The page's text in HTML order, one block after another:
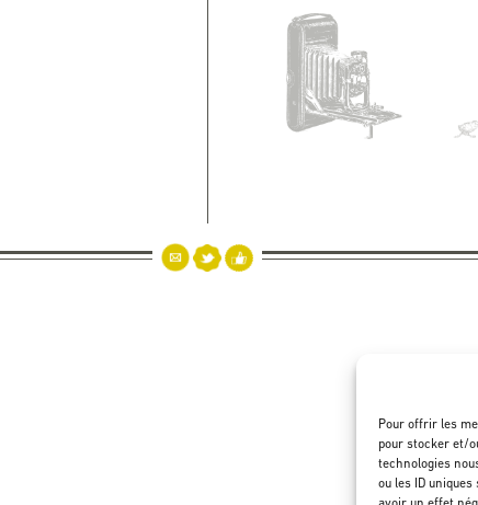
Pour offrir les
pour stocker et/
technologies
ou les ID